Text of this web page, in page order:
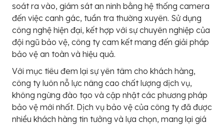
soát ra vào, giám sát an ninh bằng hệ thống camera
đến việc canh gác, tuần tra thường xuyên. Sử dụng
công nghệ hiện đại, kết hợp với sự chuyên nghiệp của
đội ngũ bảo vệ, công ty cam kết mang đến giải pháp
bảo vệ an toàn và hiệu quả.
Với mục tiêu đem lại sự yên tâm cho khách hàng,
công ty luôn nỗ lực nâng cao chất lượng dịch vụ,
không ngừng đào tạo và cập nhật các phương pháp
bảo vệ mới nhất. Dịch vụ bảo vệ của công ty đã được
nhiều khách hàng tin tưởng và lựa chọn, mang lại giá